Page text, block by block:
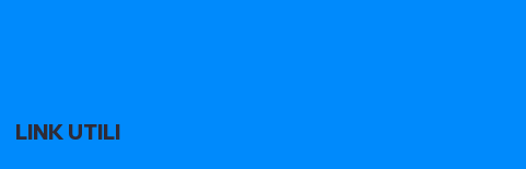
LINK UTILI